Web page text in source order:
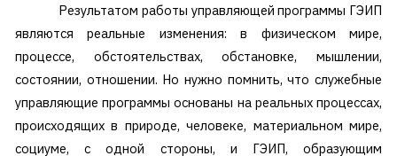
Результатом работы управляющей программы ГЭИП
являются реальные изменения: в физическом мире,
процессе, обстоятельствах, обстановке, мышлении,
состоянии, отношении. Но нужно помнить, что служебные
управляющие программы основаны на реальных процессах,
происходящих в природе, человеке, материальном мире,
социуме, с одной стороны, и ГЭИП, образующим